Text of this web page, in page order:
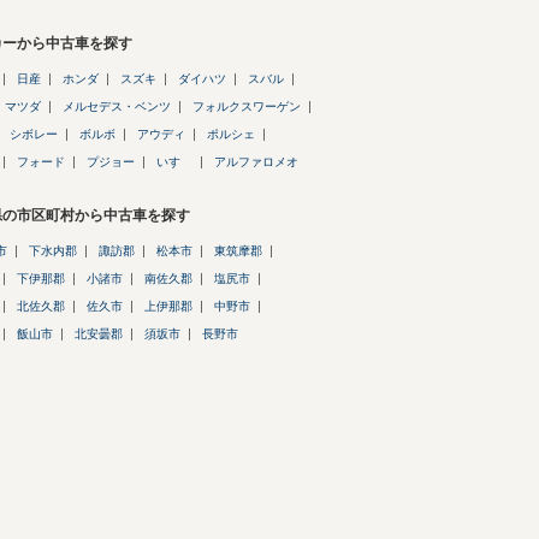
ーから中古車を探す
日産 ホンダ スズキ ダイハツ スバル
マツダ メルセデス・ベンツ フォルクスワーゲン
シボレー ボルボ アウディ ポルシェ
フォード プジョー いすゞ アルファロメオ
市区町村から中古車を探す
下水内郡 諏訪郡 松本市 東筑摩郡
下伊那郡 小諸市 南佐久郡 塩尻市
北佐久郡 佐久市 上伊那郡 中野市
飯山市 北安曇郡 須坂市 長野市